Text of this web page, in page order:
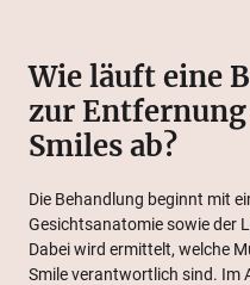
Wie läuft eine
zur
Smiles ab?
Die Behandlung beginnt mit
Gesichtsanatomie sowie der
Dabei wird ermittelt, welche
Smile verantwortlich sind. Im